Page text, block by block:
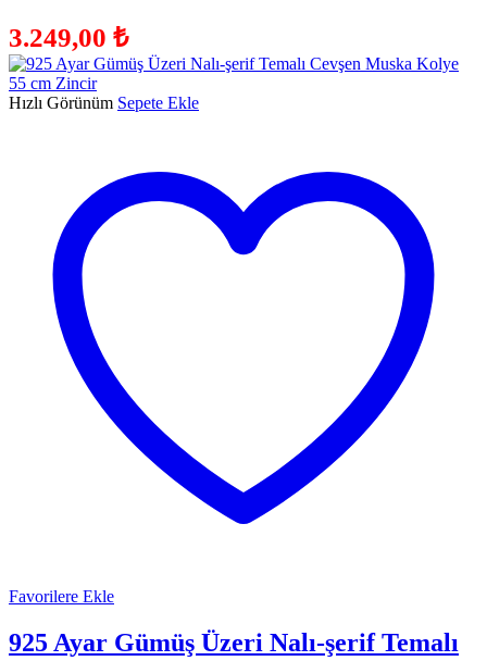
3.249,00 ₺
Hızlı Görünüm Sepete Ekle
Favorilere Ekle
925 Ayar Gümüş Üzeri Nalı-şerif Temalı